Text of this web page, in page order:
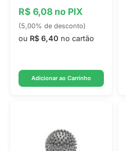
R$ 6,08 no PIX
(5,00% de desconto)
ou R$ 6,40 no cartão
Adicionar ao Carrinho